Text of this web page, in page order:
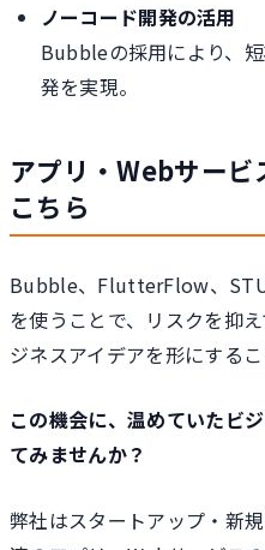
ノーコード開発の活用
Bubbleの採用により、
発を実現。
アプリ・Webサー
こちら
Bubble、FlutterFlow、
を使うことで、リスクを抑
ジネスアイデアを形にするこ
この機会に、温めていたビ
てみませんか？
弊社はスタートアップ・新